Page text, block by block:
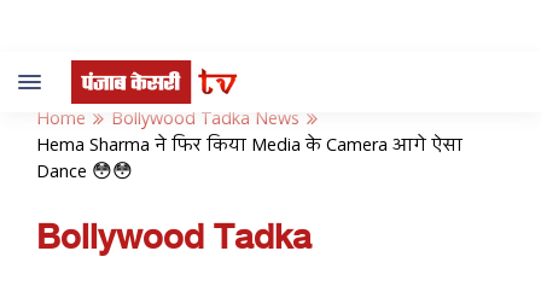
Toggle
navigation
Home
Bollywood Tadka News
Hema Sharma ने फिर किया Media के Camera आगे ऐसा
Dance 😳😳
Bollywood Tadka